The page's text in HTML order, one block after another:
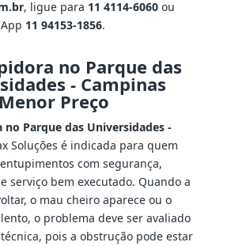
, ligue para 11 4114-6060ou
11 94153-1856.
no Parque das
- Campinas
Menor Preço
Parque das Universidades -
Soluções é indicada para quem
com segurança,
serviço bem executado. Quando a
o mau cheiro aparece ou o
o problema deve ser avaliado
pois a obstrução pode estar